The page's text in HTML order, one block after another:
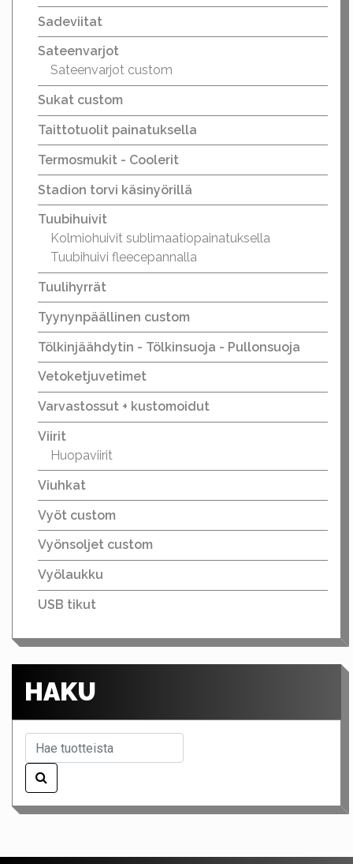
Sadeviitat
Sateenvarjot
Sateenvarjot custom
Sukat custom
Taittotuolit painatuksella
Termosmukit - Coolerit
Stadion torvi käsinyörillä
Tuubihuivit
Kolmiohuivit sublimaatiopainatuksella
Tuubihuivi fleecepannalla
Tuulihyrrät
Tyynynpäällinen custom
Tölkinjäähdytin - Tölkinsuoja - Pullonsuoja
Vetoketjuvetimet
Varvastossut + kustomoidut
Viirit
Huopaviirit
Viuhkat
Vyöt custom
Vyönsoljet custom
Vyölaukku
USB tikut
HAKU